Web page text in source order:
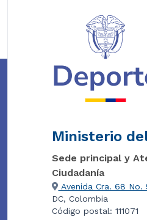
Ministerio
Sede principal y
Ciudadanía
Avenida Cra. 68 No.
DC, Colombia
Código postal: 111071